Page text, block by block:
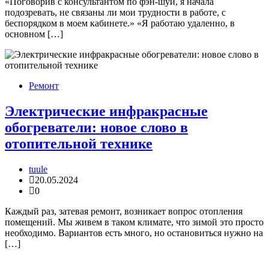
подозревать, не связаны ли мои трудности в работе, с
беспорядком в моем кабинете.» «Я работаю удаленно, в
основном […]
Ремонт
Электрические инфракрасные
обогреватели: новое слово в
отопительной технике
tuule
20.05.2024
0
Каждый раз, затевая ремонт, возникает вопрос отопления
помещений. Мы живем в таком климате, что зимой это просто
необходимо. Вариантов есть много, но остановиться нужно на
[…]